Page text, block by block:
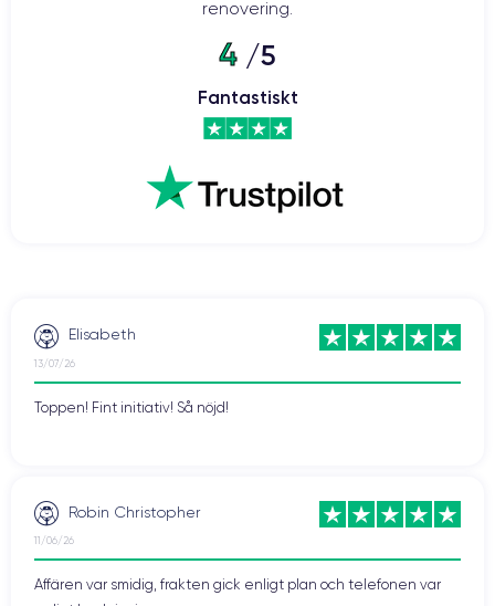
renovering.
4 /5
Fantastiskt
Elisabeth
13/07/26
Toppen! Fint initiativ! Så nöjd!
Robin Christopher
11/06/26
Affären var smidig, frakten gick enligt plan och telefonen var